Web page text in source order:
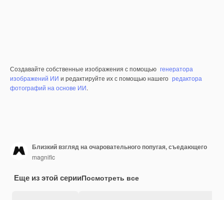
Создавайте собственные изображения с помощью генератора
изображений ИИ и редактируйте их с помощью нашего редактора
фотографий на основе ИИ.
Близкий взгляд на очаровательного попугая, съедающего
magnific
Еще из этой серииПосмотреть все